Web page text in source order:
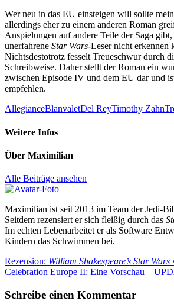
Wer neu in das EU einsteigen will sollte
allerdings eher zu einem anderen Roman
Anspielungen auf andere Teile der Saga
unerfahrene Star Wars-Leser nicht erkennen
Nichtsdestotrotz fesselt Treueschwur durch
Schreibweise. Daher stellt der Roman ein
zwischen Episode IV und dem EU dar und
empfehlen.
AllegianceBlanvaletDel ReyTimothy Zahn
Weitere Infos
Über Maximilian
Alle Beiträge ansehen
Maximilian ist seit 2013 im Team der Jedi-
Seitdem rezensiert er sich fleißig durch das
Im echten Lebenarbeitet er als Software
Kindern das Schwimmen bei.
Beitragsnavigation
Vorheriger
Beitrag:
Rezension: William Shakespeare’s Star Wars
Nächster
Celebration Europe II: Eine Vorschau –
Schreibe einen Kommentar